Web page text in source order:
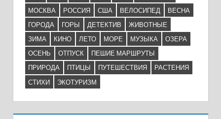
МОСКВА
РОССИЯ США ВЕЛОСИПЕД
ВЕСНА
ГОРОДА
ГОРЫ ДЕТЕКТИВ
ЖИВОТНЫЕ
ЗИМА
КИНО ЛЕТО МОРЕ МУЗЫКА
ОЗЕРА
ОСЕНЬ
ОТПУСК
ПЕШИЕ МАРШРУТЫ
ПРИРОДА
ПТИЦЫ ПУТЕШЕСТВИЯ
РАСТЕНИЯ
СТИХИ
ЭКОТУРИЗМ